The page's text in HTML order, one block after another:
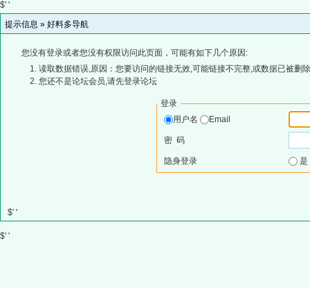
$' '
提示信息 » 好料多导航
您没有登录或者您没有权限访问此页面，可能有如下几个原因:
读取数据错误,原因：您要访问的链接无效,可能链接不完整,或数据已被删
您还不是论坛会员,请先登录论坛
登录
用户名
Email
密 码
隐身登录
$' '
$' '